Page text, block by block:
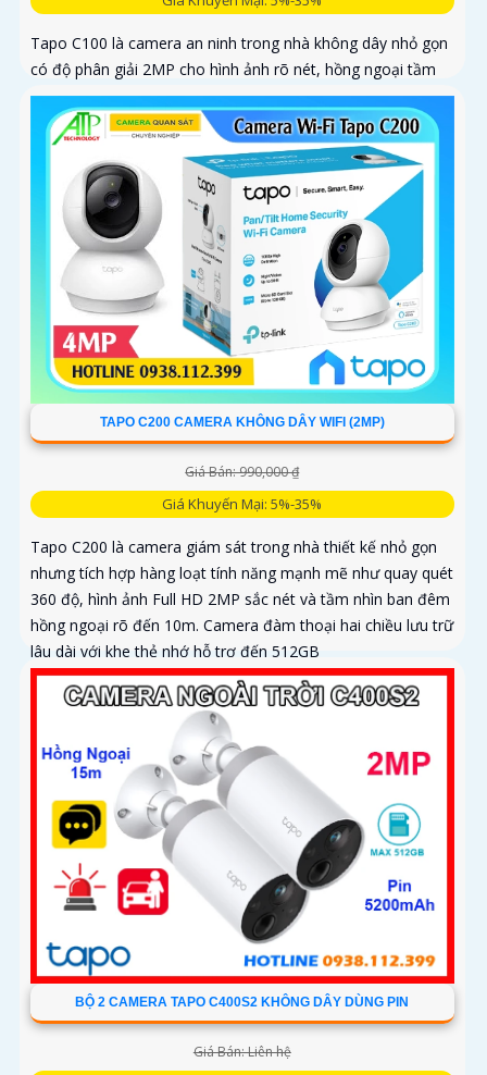
Tapo C100 là camera an ninh trong nhà không dây nhỏ gọn
có độ phân giải 2MP cho hình ảnh rõ nét, hồng ngoại tầm
xa 9m giúp quan sát cả trong đêm, cùng tính năng đàm
thoại hai chiều và phát hiện chuyển động thông minh nâng
cao khả năng bảo vệ. Hỗ trợ thẻ nhớ lên đến 512GB và dễ
dàng quản lý qua ứng dụng, Tapo C100 mang đến sự an
tâm trọn vẹn chỉ trong vài thao tác giá rẻ
TAPO C200 CAMERA KHÔNG DÂY WIFI (2MP)
Giá Bán: 990,000 ₫
Giá Khuyến Mại: 5%-35%
Tapo C200 là camera giám sát trong nhà thiết kế nhỏ gọn
nhưng tích hợp hàng loạt tính năng mạnh mẽ như quay quét
360 độ, hình ảnh Full HD 2MP sắc nét và tầm nhìn ban đêm
hồng ngoại rõ đến 10m. Camera đàm thoại hai chiều lưu trữ
lâu dài với khe thẻ nhớ hỗ trợ đến 512GB
BỘ 2 CAMERA TAPO C400S2 KHÔNG DÂY DÙNG PIN
Giá Bán: Liên hệ